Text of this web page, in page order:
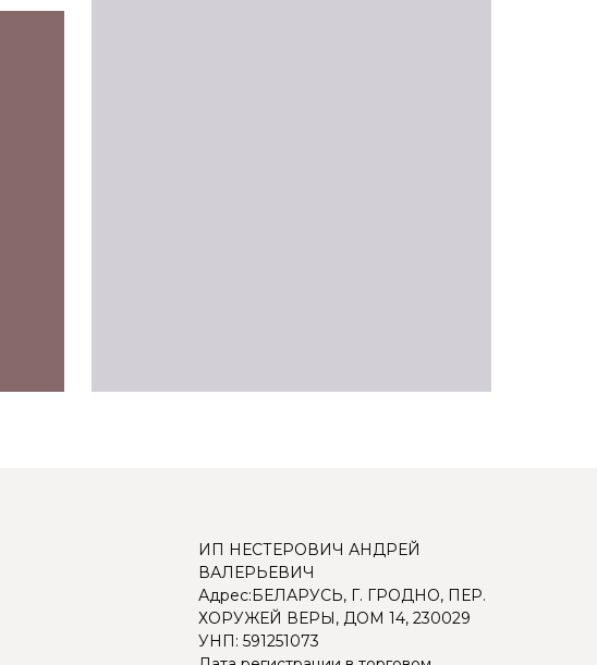
ИП НЕСТЕРОВИЧ АНДРЕЙ
ВАЛЕРЬЕВИЧ
Адрес:БЕЛАРУСЬ, Г. ГРОДНО, ПЕР.
ХОРУЖЕЙ ВЕРЫ, ДОМ 14, 230029
УНП: 591251073